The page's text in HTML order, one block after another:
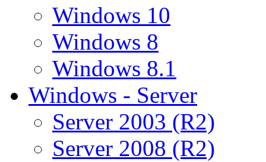
Windows 10
Windows 8
Windows 8.1
Windows - Server
Server 2003 (R2)
Server 2008 (R2)